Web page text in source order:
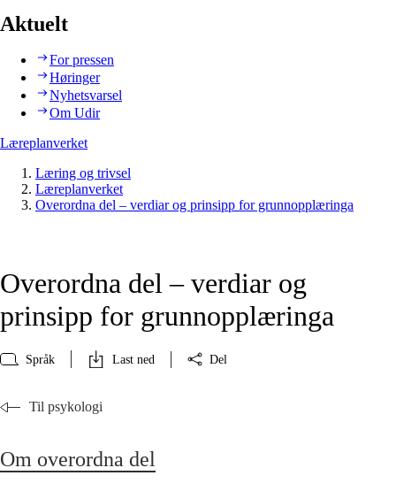
Aktuelt
For pressen
Høringer
Nyhetsvarsel
Om Udir
Læreplanverket
Læring og trivsel
Læreplanverket
Overordna del – verdiar og prinsipp for grunnopplæringa
Overordna del – verdiar og
prinsipp for grunnopplæringa
Språk Last ned Del
Til psykologi
Om overordna del